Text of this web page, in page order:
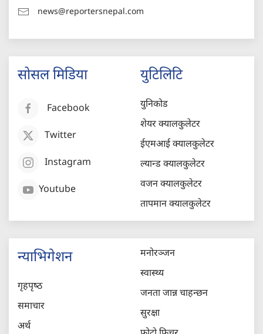
news@reportersnepal.com
सोसल मिडिया
Facebook
Twitter
Instagram
Youtube
युटिलिटि
युनिकोड
शेयर क्यालकुलेटर
ईएमआई क्यालकुलेटर
ल्यान्ड क्यालकुलेटर
वजन क्यालकुलेटर
तापमान क्यालकुलेटर
न्याभिगेशन
गृहपृष्‍ठ
समाचार
अर्थ
मनोरञ्जन
स्वास्थ्य
जनता जान्न चाहन्छन
सुरक्षा